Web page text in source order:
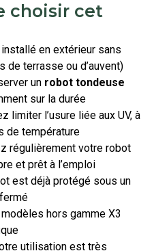
choisir cet
en extérieur sans
de terrasse ou d’auvent)
un robot tondeuse
sur la durée
limiter l’usure liée aux UV, à
de température
régulièrement votre robot
et prêt à l’emploi
est déjà protégé sous un
hors gamme X3
utilisation est très